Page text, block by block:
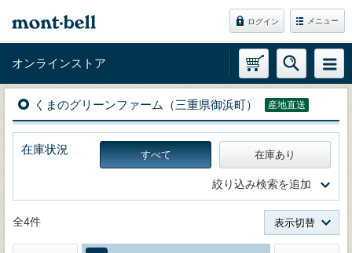
ログイン メニュー
オンラインストア
くまのグリーンファーム（三重県御浜町） 産地直送
在庫状況 すべて 在庫あり
絞り込み検索を追加
全4件 表示切替